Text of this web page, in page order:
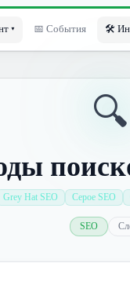
▾ 📅 События 🛠
🔍
Grey Hat SEO Серое SEO
SEO